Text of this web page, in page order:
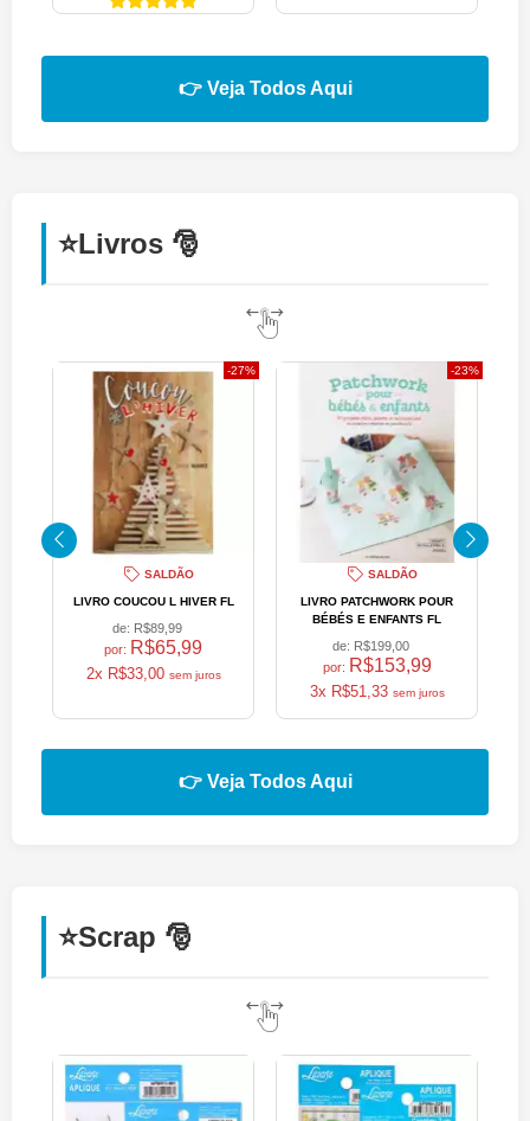
👉 Veja Todos Aqui
⭐Livros 🎅
SALDÃO
LIVRO COUCOU L HIVER FL
de: R$89,99
por: R$65,99
2x R$33,00
27%
SALDÃO
LIVRO PATCHWORK POUR
BÉBÉS E ENFANTS FL
de: R$199,00
por: R$153,99
3x R$51,33
23%
👉 Veja Todos Aqui
⭐Scrap 🎅